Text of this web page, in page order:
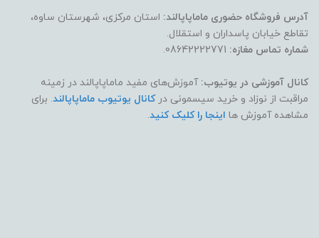
آدرس فروشگاه حضوری ماماپاپالند: استان مرکزی، شهرستان ساوه،
تقاطع خیابان پاسداران و استقلال.
شماره تماس مغازه:
کانال آموزشی در یوتیوب: آموزش‌های مفید ماماپاپالند در زمینه
مراقبت از نوزاد و خرید سیسمونی درکانال یوتیوب ماماپاپالند. برای
مشاهده آموزش ها اینجا را کلیک کنید.